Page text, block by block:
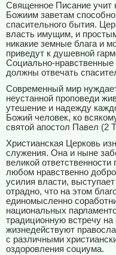
Священное Писание учит
Божиим заветам
спасительного бытия.
власть имущим, и
никакие земные блага и
приведут к душевной
Социально-нравственные
должны отвечать
Современный мир
неустанной проповеди
утешение и надежду
Божий человек, ко
святой апостол Павел (2
Христианская Церковь
служения. Она и ныне
великой
любом нравственно
усилия власти,
отрадно, что на этом
единомысленно
национальных
традиционную встречу на
жизнедействуют
с различными
оздоровления социума.